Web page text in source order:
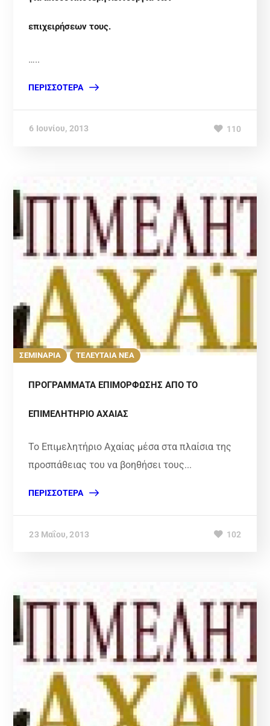
επιχειρήσεων τους.
…..
ΠΕΡΙΣΣΌΤΕΡΑ
6 Ιουνίου, 2013 110
ΣΕΜΙΝΑΡΙΑ ΤΕΛΕΥΤΑΙΑ ΝΕΑ
ΠΡΟΓΡΑΜΜΑΤΑ ΕΠΙΜΟΡΦΩΣΗΣ ΑΠΟ ΤΟ
ΕΠΙΜΕΛΗΤΗΡΙΟ ΑΧΑΙΑΣ
Το Επιμελητήριο Αχαίας μέσα στα πλαίσια της
προσπάθειας του να βοηθήσει τους...
ΠΕΡΙΣΣΌΤΕΡΑ
23 Μαΐου, 2013 102